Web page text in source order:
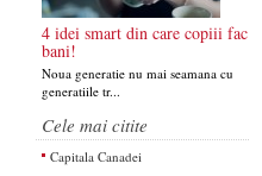
4 idei smart din care copiii fac
bani!
Noua generatie nu mai seamana cu
generatiile tr...
Cele mai citite
Capitala Canadei